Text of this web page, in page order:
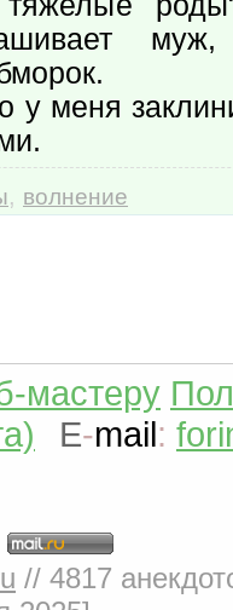
у меня
, волнение
мастеру
E-mail:
// 4817